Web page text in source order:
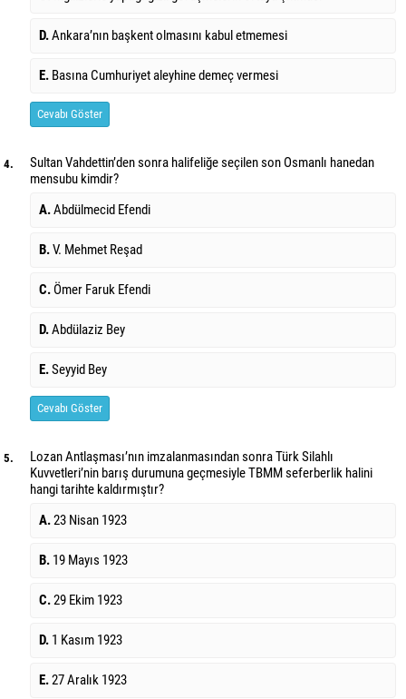
D.Ankara’nın başkent olmasını kabul etmemesi
E. Basına Cumhuriyet aleyhine demeç vermesi
Cevabı Göster
4.
Sultan Vahdettin’den sonra halifeliğe seçilen son Osmanlı hanedan
mensubu kimdir?
A.Abdülmecid Efendi
B.V. Mehmet Reşad
C. Ömer Faruk Efendi
D.Abdülaziz Bey
E.Seyyid Bey
Cevabı Göster
5.
Lozan Antlaşması’nın imzalanmasından sonra Türk Silahlı
Kuvvetleri’nin barış durumuna geçmesiyle TBMM seferberlik halini
hangi tarihte kaldırmıştır?
A.23 Nisan 1923
B. 19 Mayıs 1923
C.29 Ekim 1923
D. 1 Kasım 1923
E.27 Aralık 1923